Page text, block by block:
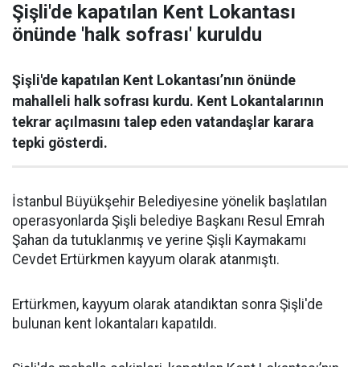
Şişli'de kapatılan Kent Lokantası
önünde 'halk sofrası' kuruldu
Şişli'de kapatılan Kent Lokantası’nın önünde
mahalleli halk sofrası kurdu. Kent Lokantalarının
tekrar açılmasını talep eden vatandaşlar karara
tepki gösterdi.
İstanbul Büyükşehir Belediyesine yönelik başlatılan
operasyonlarda Şişli belediye Başkanı Resul Emrah
Şahan da tutuklanmış ve yerine Şişli Kaymakamı
Cevdet Ertürkmen kayyum olarak atanmıştı.
Ertürkmen, kayyum olarak atandıktan sonra Şişli'de
bulunan kent lokantaları kapatıldı.